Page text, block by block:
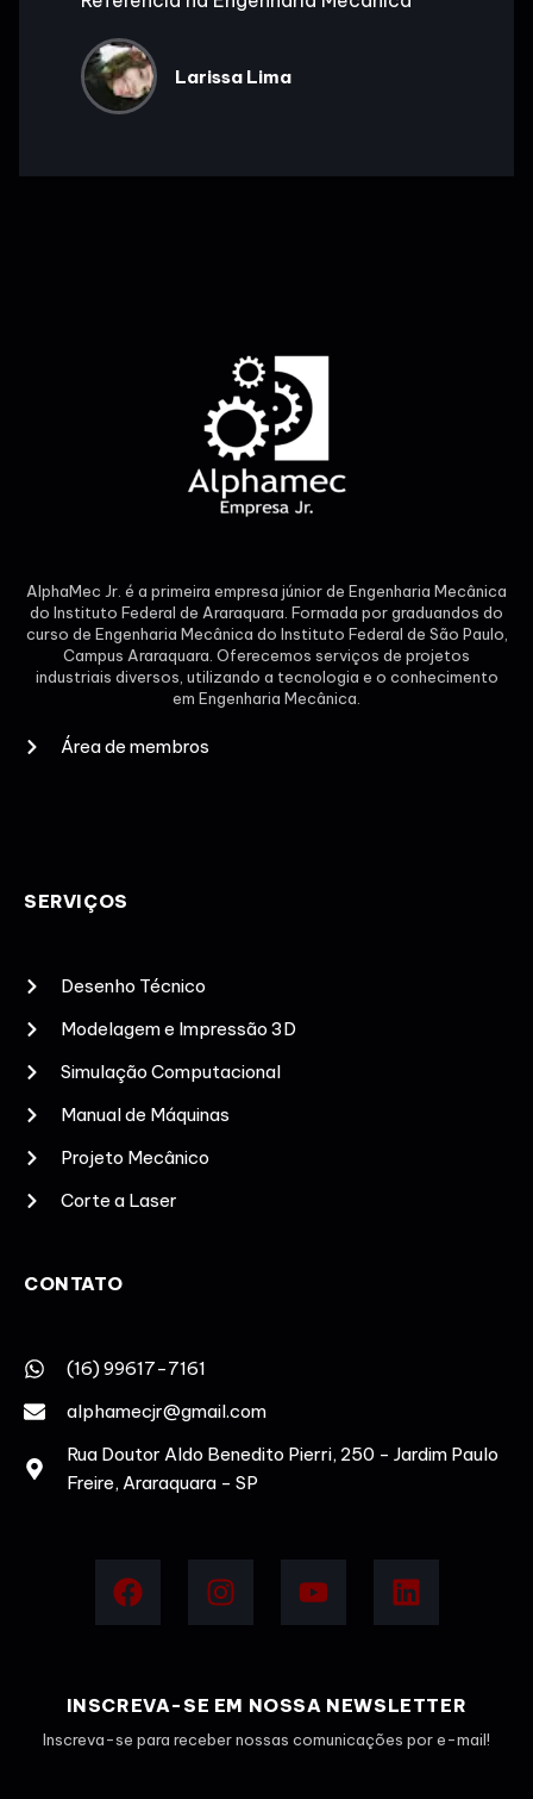
Larissa Lima
AlphaMec Jr. é a primeira empresa júnior de Engenharia Mecânica
do Instituto Federal de Araraquara. Formada por graduandos do
curso de Engenharia Mecânica do Instituto Federal de São Paulo,
Campus Araraquara. Oferecemos serviços de projetos
industriais diversos, utilizando a tecnologia e o conhecimento
em Engenharia Mecânica.
Área de membros
SERVIÇOS
Desenho Técnico
Modelagem e Impressão 3D
Simulação Computacional
Manual de Máquinas
Projeto Mecânico
Corte a Laser
CONTATO
(16) 99617-7161
alphamecjr@gmail.com
Rua Doutor Aldo Benedito Pierri, 250 - Jardim Paulo
Freire, Araraquara - SP
INSCREVA-SE EM NOSSA NEWSLETTER
Inscreva-se para receber nossas comunicações por e-mail!